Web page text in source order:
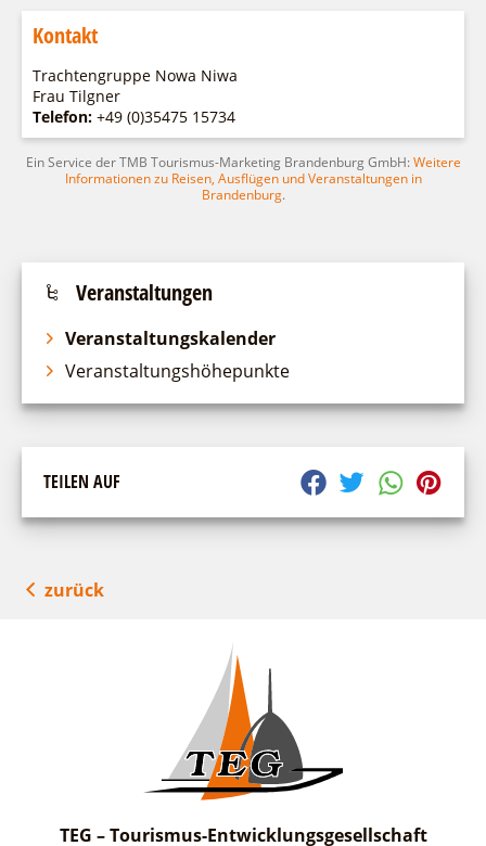
Q-Gemeinde Schwielochsee
Staatlich anerkannter Erholungsort Goyatz
Unternehmensbetreuung
Team
Aktuelles
Infomaterial
Warenkorb
Kontakt
Trachtengruppe Nowa Niwa
Frau Tilgner
Telefon: +49 (0)35475 15734
Ein Service der TMB Tourismus-Marketing Brandenburg GmbH:Weitere
Informationen zu Reisen, Ausflügen und Veranstaltungen in
Brandenburg.
Veranstaltungen
Veranstaltungskalender
Veranstaltungshöhepunkte
TEILEN AUF
zurück
TEG – Tourismus-Entwicklungsgesellschaft